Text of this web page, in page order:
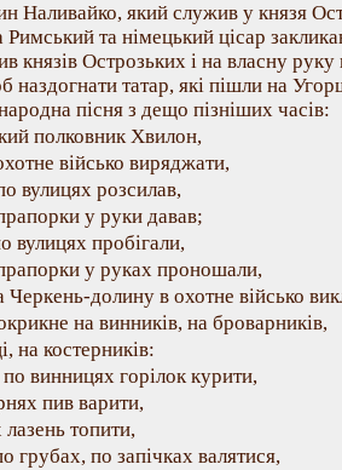
Наливайко, який служив у князя
та німецький цісар
князів Острозьких і на власну
наздогнати татар, які пішли на
пісня з дещо пізніших часів:
полковник Хвилон,
військо виряджати,
вулицях розсилав,
у руки давав;
вулицях пробігали,
у руках проношали,
Черкень-долину в охотне військо
на винників, на броварників,
на костерників:
винницях горілок курити,
пив варити,
топити,
грубах, по запічках валятися,